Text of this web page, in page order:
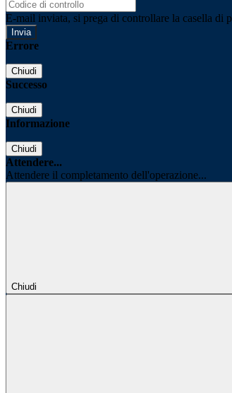
E-mail inviata, si prega di controllare la casella di
Errore
Chiudi
Successo
Chiudi
Informazione
Chiudi
Attendere...
Attendere il completamento dell'operazione...
Chiudi